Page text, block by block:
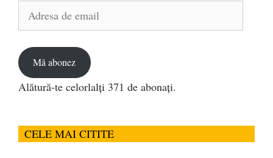
Mă abonez
Alătură-te celorlalți 371 de abonați.
CELE MAI CITITE